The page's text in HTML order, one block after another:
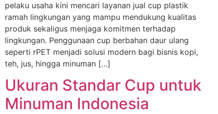
pelaku usaha kini mencari layanan jual cup plastik
ramah lingkungan yang mampu mendukung kualitas
produk sekaligus menjaga komitmen terhadap
lingkungan. Penggunaan cup berbahan daur ulang
seperti rPET menjadi solusi modern bagi bisnis kopi,
teh, jus, hingga minuman […]
Ukuran Standar Cup untuk
Minuman Indonesia